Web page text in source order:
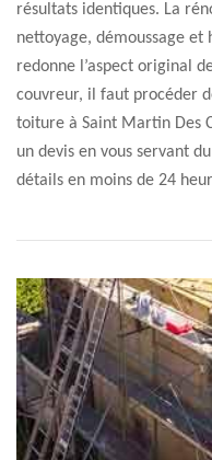
résultats identiques. La
nettoyage, démoussage
redonne l’aspect original
couvreur, il faut procéder
toiture à Saint Martin Des
un devis en vous servant
détails en moins de 24